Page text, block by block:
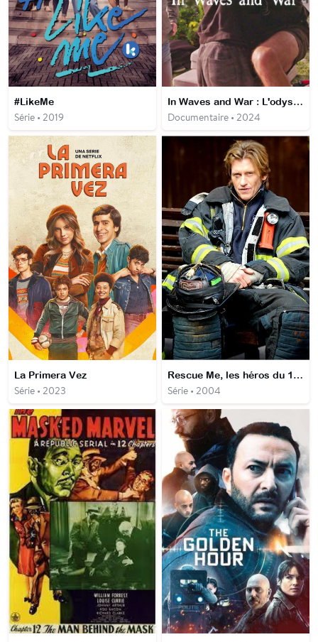
#LikeMe
Série • 2019
In Waves and War : L'odyssée des vétérans
Documentaire • 2024
La Primera Vez
Série • 2023
Rescue Me, les héros du 11 septembre
Série • 2004